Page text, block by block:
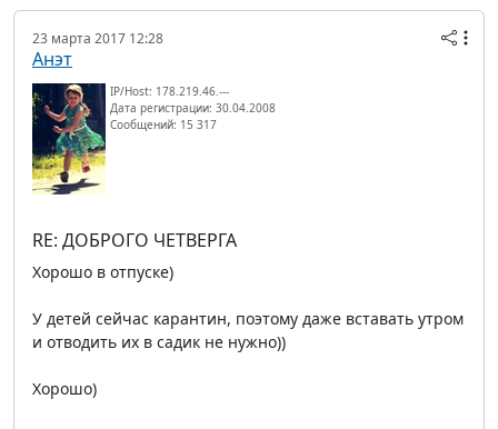
23 марта 2017 12:28
Анэт
IP/Host: 178.219.46.---
Дата регистрации: 30.04.2008
Сообщений: 15 317
RE: ДОБРОГО ЧЕТВЕРГА
Хорошо в отпуске)
У детей сейчас карантин, поэтому даже вставать утром
и отводить их в садик не нужно))
Хорошо)